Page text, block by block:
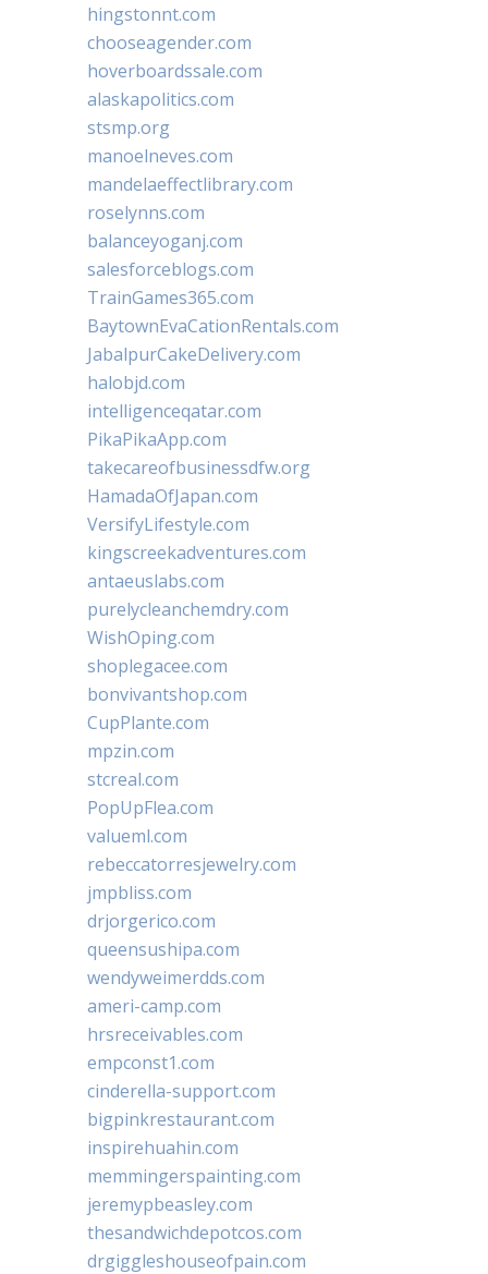
hingstonnt.com
chooseagender.com
hoverboardssale.com
alaskapolitics.com
stsmp.org
manoelneves.com
mandelaeffectlibrary.com
roselynns.com
balanceyoganj.com
salesforceblogs.com
TrainGames365.com
BaytownEvaCationRentals.com
JabalpurCakeDelivery.com
halobjd.com
intelligenceqatar.com
PikaPikaApp.com
takecareofbusinessdfw.org
HamadaOfJapan.com
VersifyLifestyle.com
kingscreekadventures.com
antaeuslabs.com
purelycleanchemdry.com
WishOping.com
shoplegacee.com
bonvivantshop.com
CupPlante.com
mpzin.com
stcreal.com
PopUpFlea.com
valueml.com
rebeccatorresjewelry.com
jmpbliss.com
drjorgerico.com
queensushipa.com
wendyweimerdds.com
ameri-camp.com
hrsreceivables.com
empconst1.com
cinderella-support.com
bigpinkrestaurant.com
inspirehuahin.com
memmingerspainting.com
jeremypbeasley.com
thesandwichdepotcos.com
drgiggleshouseofpain.com